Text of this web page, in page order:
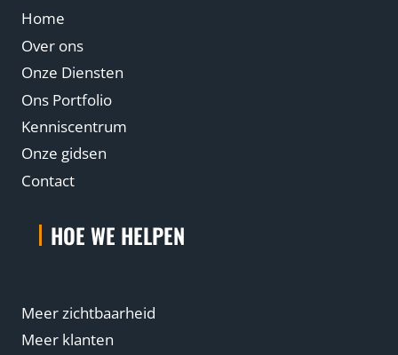
Home
Over ons
Onze Diensten
Ons Portfolio
Kenniscentrum
Onze gidsen
Contact
HOE WE HELPEN
Meer zichtbaarheid
Meer klanten